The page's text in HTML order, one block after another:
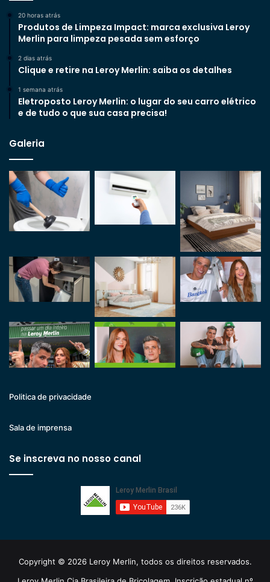
20 horas atrás
Produtos de Limpeza Impact: marca exclusiva Leroy
Merlin para limpeza pesada sem esforço
2 dias atrás
Clique e retire na Leroy Merlin: saiba os detalhes
1 semana atrás
Eletroposto Leroy Merlin: o lugar do seu carro elétrico
e de tudo o que sua casa precisa!
Galeria
Politica de privacidade
Sala de imprensa
Se inscreva no nosso canal
Copyright © 2026 Leroy Merlin, todos os direitos reservados.